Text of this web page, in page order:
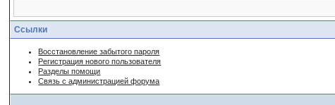
Ссылки
Восстановление забытого пароля
Регистрация нового пользователя
Разделы помощи
Связь с администрацией форума